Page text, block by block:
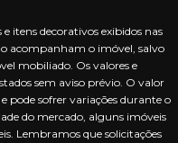
itens decorativos exibidos nas
acompanham o imóvel, salvo
mobiliado. Os valores e
sem aviso prévio. O valor
pode sofrer variações durante o
do mercado, alguns imóveis
Lembramos que solicitações